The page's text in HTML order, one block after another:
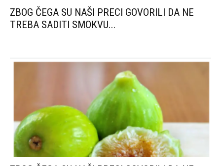
ZBOG ČEGA SU NAŠI PRECI GOVORILI DA NE
TREBA SADITI SMOKVU...